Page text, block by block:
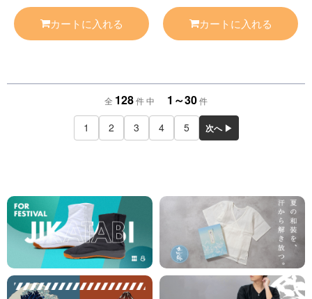
カートに入れる カートに入れる
全 128件 中 1～30件
1 2 3 4 5 次へ ▶